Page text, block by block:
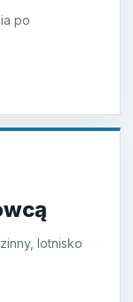
po
lotnisko